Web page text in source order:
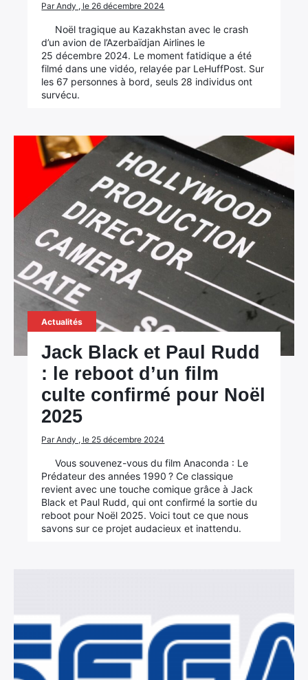
Par Andy , le 26 décembre 2024
Noël tragique au Kazakhstan avec le crash
d’un avion de l’Azerbaïdjan Airlines le
25 décembre 2024. Le moment fatidique a été
filmé dans une vidéo, relayée par LeHuffPost. Sur
les 67 personnes à bord, seuls 28 individus ont
survécu.
Actualités
Jack Black et Paul Rudd
: le reboot d’un film
culte confirmé pour Noël
2025
Par Andy , le 25 décembre 2024
Vous souvenez-vous du film Anaconda : Le
Prédateur des années 1990 ? Ce classique
revient avec une touche comique grâce à Jack
Black et Paul Rudd, qui ont confirmé la sortie du
reboot pour Noël 2025. Voici tout ce que nous
savons sur ce projet audacieux et inattendu.